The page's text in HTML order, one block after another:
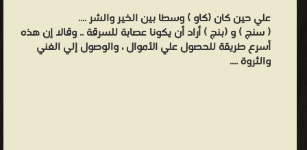
علي حين كان (كاو ) وسطا بين الخير والشر ....
( سنج ) و (بنج ) أراد أن يكونا عصابة للسرقة .. وقالا إن هذه
أسرع طريقة للحصول علي الأموال ، والوصول إلي الغني
والثروة ....